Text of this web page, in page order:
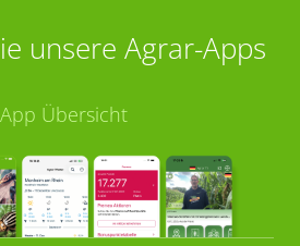
unsere Agrar-Apps
App Übersicht